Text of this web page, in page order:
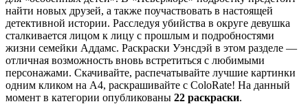
найти новых друзей, а также поучаствовать в настоящей
детективной истории. Расследуя убийства в округе девушка
сталкивается лицом к лицу с прошлым и подробностями
жизни семейки Аддамс. Раскраски Уэнсдэй в этом разделе —
отличная возможность вновь встретиться с любимыми
персонажами. Скачивайте, распечатывайте лучшие картинки
одним кликом на А4, раскрашивайте с ColoRate! На данный
момент в категории опубликованы 22 раскраски.